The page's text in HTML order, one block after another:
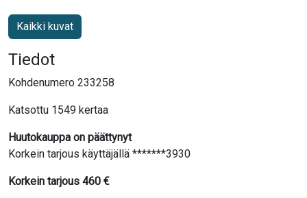
Kaikki kuvat
Tiedot
Kohdenumero 233258
Katsottu 1549 kertaa
Huutokauppa on päättynyt
Korkein tarjous käyttäjällä *******3930
Korkein tarjous 460 €